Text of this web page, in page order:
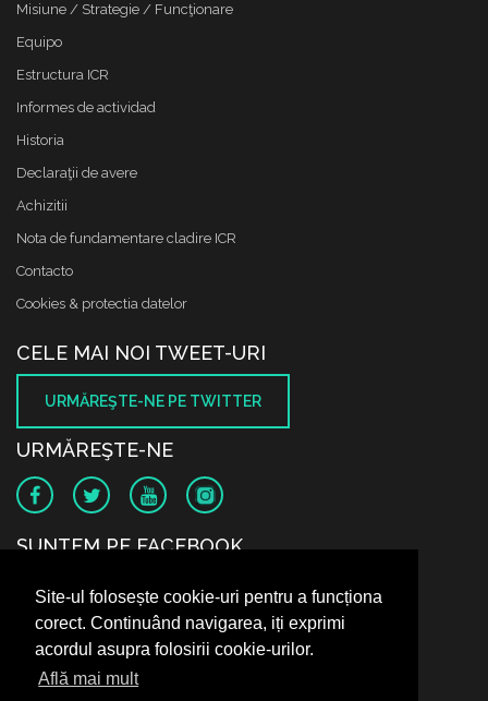
Site-ul folosește cookie-uri pentru a funcționa
corect. Continuând navigarea, iți exprimi
acordul asupra folosirii cookie-urilor.
Află mai mult
Misiune / Strategie / Funcţionare
Equipo
Estructura ICR
Informes de actividad
Historia
Declaraţii de avere
Achizitii
Nota de fundamentare cladire ICR
Contacto
Cookies & protectia datelor
CELE MAI NOI TWEET-URI
URMĂREŞTE-NE PE TWITTER
URMĂREŞTE-NE
SUNTEM PE FACEBOOK